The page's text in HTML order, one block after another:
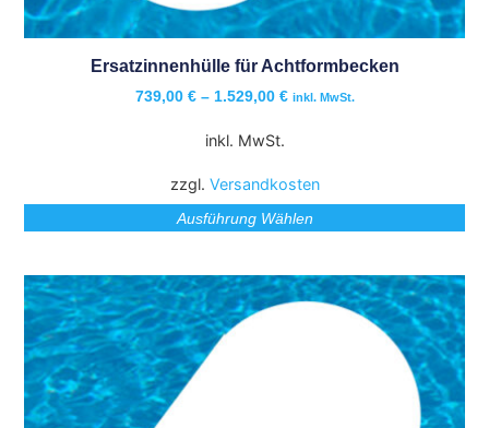
Ersatzinnenhülle für Achtformbecken
739,00 €– 1.529,00 € inkl. MwSt.
inkl. MwSt.
zzgl. Versandkosten
Ausführung Wählen